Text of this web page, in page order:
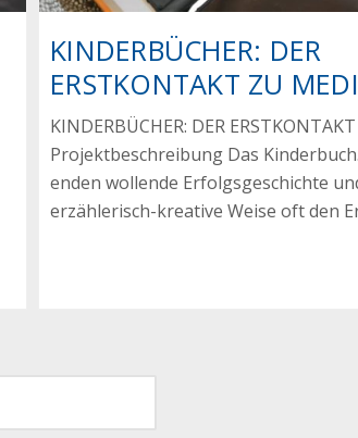
KINDERBÜCHER: DER
ERSTKONTAKT ZU
KINDERBÜCHER: DER
Projektbeschreibung Das
enden wollende Erfolgsgeschichte
erzählerisch-kreative Weise oft den